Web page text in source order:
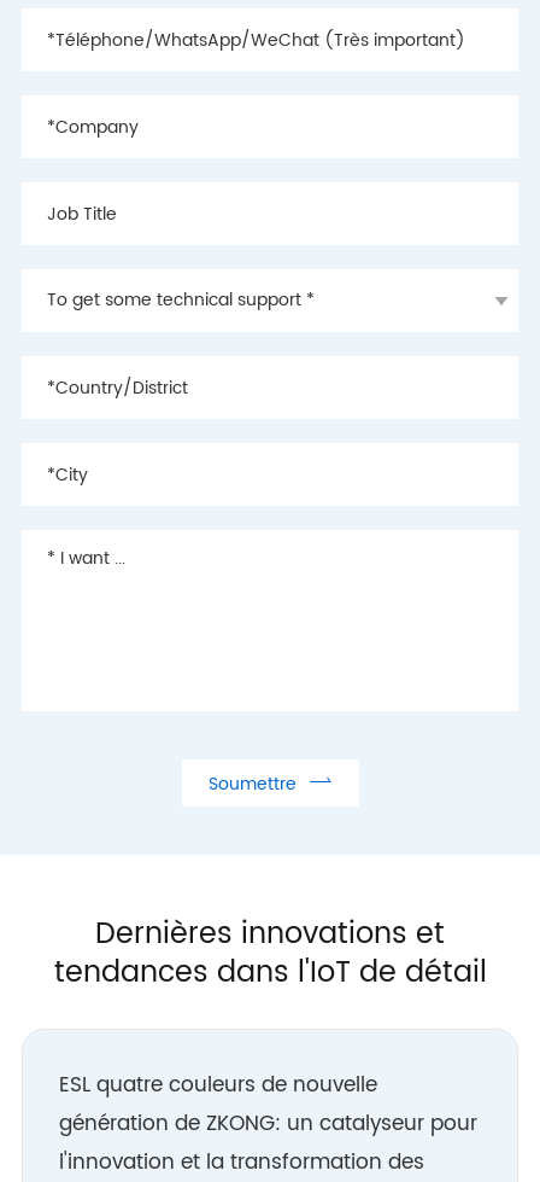
Soumettre 
Dernières innovations et
tendances dans l'IoT de détail
ESL quatre couleurs de nouvelle
génération de ZKONG: un catalyseur pour
l'innovation et la transformation des